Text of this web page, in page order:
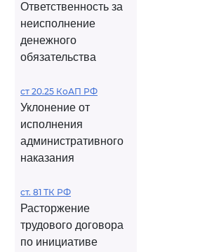
Ответственность за
неисполнение
денежного
обязательства
ст 20.25 КоАП РФ
Уклонение от
исполнения
административного
наказания
ст. 81 ТК РФ
Расторжение
трудового договора
по инициативе